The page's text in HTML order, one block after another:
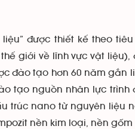
được thiết kế theo
thế giới về lĩnh vực vật
đào tạo hơn 60 năm gắn
tạo nguồn nhân lực
trúc nano từ nguyên liệu
nền kim loại, nền gốm